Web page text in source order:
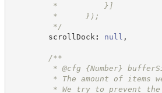
*          }]
*      });
*/
scrollDock : null ,
/**
* @cfg {Number}
* The amount of items we
* We try to prevent the